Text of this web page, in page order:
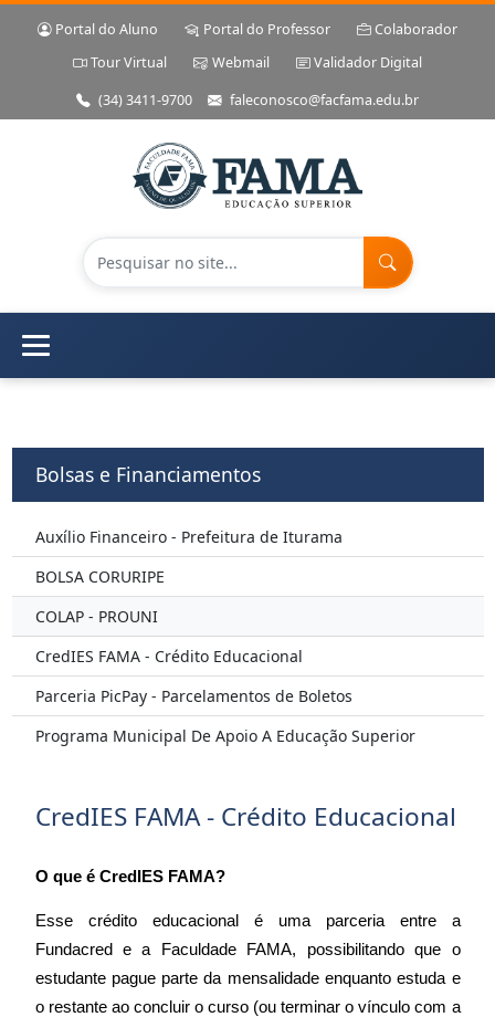
Portal do Aluno Portal do Professor
Colaborador
Tour Virtual
Webmail
Validador Digital
(34) 3411-9700
faleconosco@facfama.edu.br
Bolsas e Financiamentos
Auxílio Financeiro - Prefeitura de Iturama
BOLSA CORURIPE
COLAP - PROUNI
CredIES FAMA - Crédito Educacional
Parceria PicPay - Parcelamentos de Boletos
Programa Municipal De Apoio A Educação Superior
CredIES FAMA - Crédito Educacional
O que é CredIES FAMA?
Esse crédito educacional é uma parceria entre a
Fundacred e a Faculdade FAMA, possibilitando que o
estudante pague parte da mensalidade enquanto estuda e
o restante ao concluir o curso (ou terminar o vínculo com a